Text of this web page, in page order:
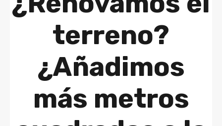
terreno?
¿Añadimos
más metros